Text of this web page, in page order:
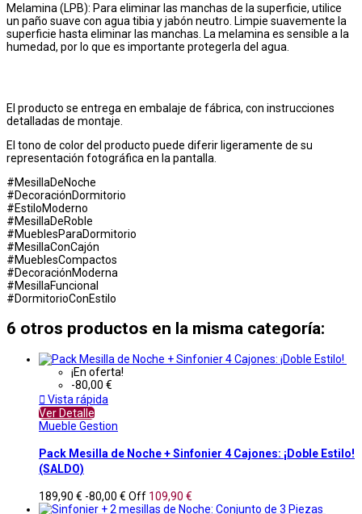
Melamina (LPB): Para eliminar las manchas de la superficie, utilice
un paño suave con agua tibia y jabón neutro. Limpie suavemente la
superficie hasta eliminar las manchas. La melamina es sensible a la
humedad, por lo que es importante protegerla del agua.
El producto se entrega en embalaje de fábrica, con instrucciones
detalladas de montaje.
El tono de color del producto puede diferir ligeramente de su
representación fotográfica en la pantalla.
#MesillaDeNoche
#DecoraciónDormitorio
#EstiloModerno
#MesillaDeRoble
#MueblesParaDormitorio
#MesillaConCajón
#MueblesCompactos
#DecoraciónModerna
#MesillaFuncional
#DormitorioConEstilo
6 otros productos en la misma categoría:
¡En oferta!
-80,00 €
 Vista rápida
Ver Detalle
Mueble Gestion
Pack Mesilla de Noche + Sinfonier 4 Cajones: ¡Doble Estilo!
(SALDO)
189,90 € -80,00 € Off 109,90 €